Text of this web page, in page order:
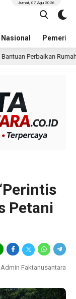
Nasional
Jumat, 07 Agu 2026
15 jam lalu Pria
Petani
Admin Faktanusantara